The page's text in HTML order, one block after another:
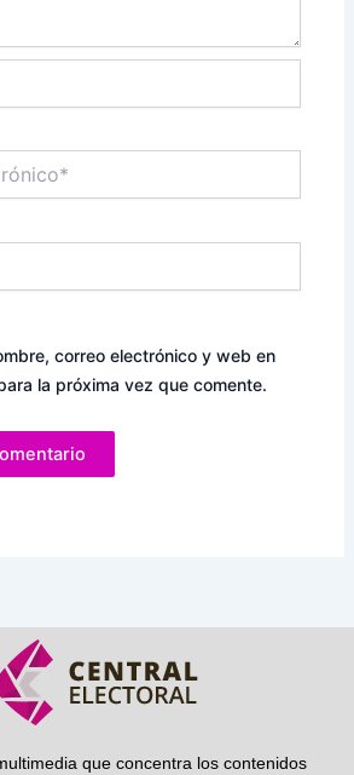
correo electrónico y web en
la próxima vez que comente.
que concentra los contenidos